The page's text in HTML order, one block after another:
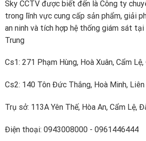
mới và đổi mới.
nghiên cứu – Viện công nghệ tiên tiến,
cấp cao làm việc về các công nghệ
phần mềm và các công nghệ khác.
Sky CCTV được biết đến là Công ty
trong lĩnh vực cung cấp sản phẩm, giải
an ninh và tích hợp hệ thống giám sát
Trung
Cs1: 271 Phạm Hùng, Hoà Xuân, Cẩm
Cs2: 140 Tôn Đức Thắng, Hoà Minh, Liên
Trụ sở: 113A Yên Thế, Hòa An, Cẩm Lệ,
Điện thoại: 0943008000 - 0961446444